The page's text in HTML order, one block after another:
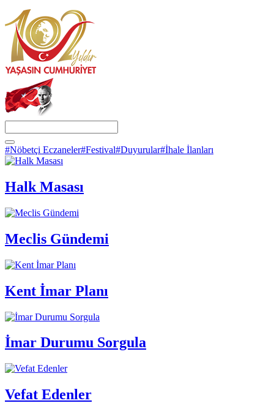
#Nöbetçi Eczaneler#Festival#Duyurular#İhale İlanları
Halk Masası
Meclis Gündemi
Kent İmar Planı
İmar Durumu Sorgula
Vefat Edenler